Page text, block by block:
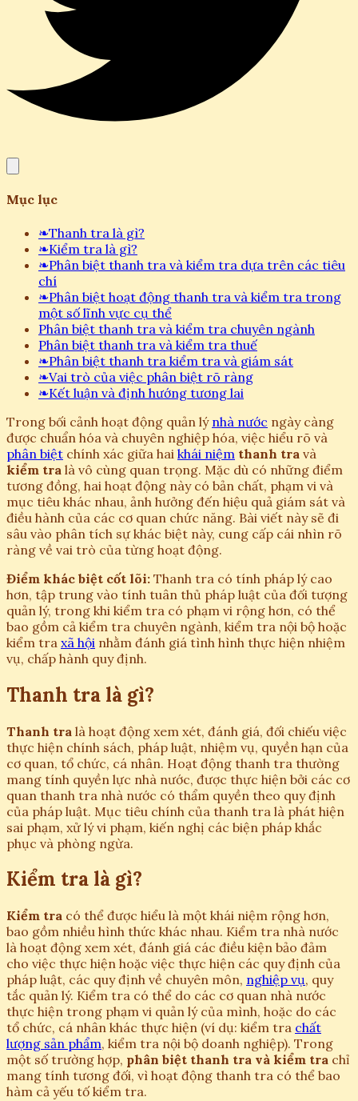
Mục lục
❧Thanh tra là gì?
❧Kiểm tra là gì?
❧Phân biệt thanh tra và kiểm tra dựa trên các tiêu
chí
❧Phân biệt hoạt động thanh tra và kiểm tra trong
một số lĩnh vực cụ thể
Phân biệt thanh tra và kiểm tra chuyên ngành
Phân biệt thanh tra và kiểm tra thuế
❧Phân biệt thanh tra kiểm tra và giám sát
❧Vai trò của việc phân biệt rõ ràng
❧Kết luận và định hướng tương lai
Trong bối cảnh hoạt động quản lý nhà nước ngày càng
được chuẩn hóa và chuyên nghiệp hóa, việc hiểu rõ và
phân biệt chính xác giữa hai khái niệm thanh tra và
kiểm tra là vô cùng quan trọng. Mặc dù có những điểm
tương đồng, hai hoạt động này có bản chất, phạm vi và
mục tiêu khác nhau, ảnh hưởng đến hiệu quả giám sát và
điều hành của các cơ quan chức năng. Bài viết này sẽ đi
sâu vào phân tích sự khác biệt này, cung cấp cái nhìn rõ
ràng về vai trò của từng hoạt động.
Điểm khác biệt cốt lõi: Thanh tra có tính pháp lý cao
hơn, tập trung vào tính tuân thủ pháp luật của đối tượng
quản lý, trong khi kiểm tra có phạm vi rộng hơn, có thể
bao gồm cả kiểm tra chuyên ngành, kiểm tra nội bộ hoặc
kiểm tra xã hội nhằm đánh giá tình hình thực hiện nhiệm
vụ, chấp hành quy định.
Thanh tra là gì?
Thanh tra là hoạt động xem xét, đánh giá, đối chiếu việc
thực hiện chính sách, pháp luật, nhiệm vụ, quyền hạn của
cơ quan, tổ chức, cá nhân. Hoạt động thanh tra thường
mang tính quyền lực nhà nước, được thực hiện bởi các cơ
quan thanh tra nhà nước có thẩm quyền theo quy định
của pháp luật. Mục tiêu chính của thanh tra là phát hiện
sai phạm, xử lý vi phạm, kiến nghị các biện pháp khắc
phục và phòng ngừa.
Kiểm tra là gì?
Kiểm tra có thể được hiểu là một khái niệm rộng hơn,
bao gồm nhiều hình thức khác nhau. Kiểm tra nhà nước
là hoạt động xem xét, đánh giá các điều kiện bảo đảm
cho việc thực hiện hoặc việc thực hiện các quy định của
pháp luật, các quy định về chuyên môn, nghiệp vụ, quy
tắc quản lý. Kiểm tra có thể do các cơ quan nhà nước
thực hiện trong phạm vi quản lý của mình, hoặc do các
tổ chức, cá nhân khác thực hiện (ví dụ: kiểm tra chất
lượng sản phẩm, kiểm tra nội bộ doanh nghiệp). Trong
một số trường hợp, phân biệt thanh tra và kiểm tra chỉ
mang tính tương đối, vì hoạt động thanh tra có thể bao
hàm cả yếu tố kiểm tra.